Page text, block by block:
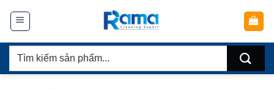
dung
Tìm